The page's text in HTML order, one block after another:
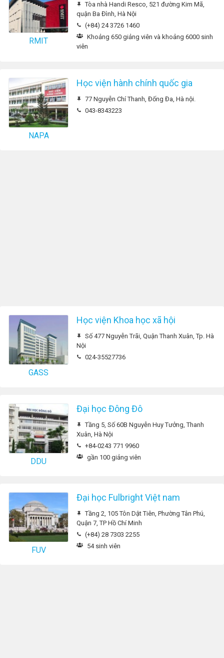
RMIT
Tòa nhà Handi Resco, 521 đường Kim Mã,
quận Ba Đình, Hà Nội
(+84) 24 3726 1460
Khoảng 650 giảng viên và khoảng 6000 sinh
viên
NAPA
Học viện hành chính quốc gia
77 Nguyễn Chí Thanh, Đống Đa, Hà nội.
043-8343223
GASS
Học viện Khoa học xã hội
Số 477 Nguyễn Trãi, Quận Thanh Xuân, Tp. Hà
Nội
024-35527736
DDU
Đại học Đông Đô
Tầng 5, Số 60B Nguyễn Huy Tưởng, Thanh
Xuân, Hà Nội
+84-0243 771 9960
gần 100 giảng viên
FUV
Đại học Fulbright Việt nam
Tầng 2, 105 Tôn Dật Tiên, Phường Tân Phú,
Quận 7, TP Hồ Chí Minh
(+84) 28 7303 2255
54 sinh viên